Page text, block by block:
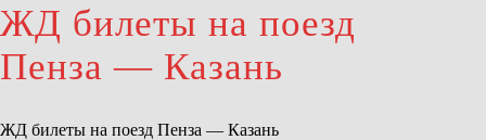
ЖД билеты на поезд
Пенза — Казань
ЖД билеты на поезд Пенза — Казань